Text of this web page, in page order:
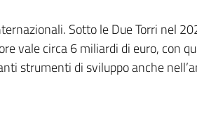
Sotto le Due Torri nel
vale circa 6 miliardi di euro, con
strumenti di sviluppo anche